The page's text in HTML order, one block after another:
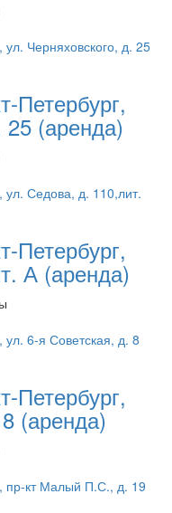
Петербург,
25 (аренда)
Петербург,
А (аренда)
Петербург,
(аренда)